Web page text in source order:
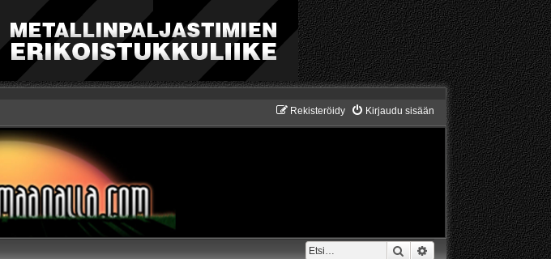
Kirjaudu sisään
Rekisteröidy
Etsi Tarkennettu haku